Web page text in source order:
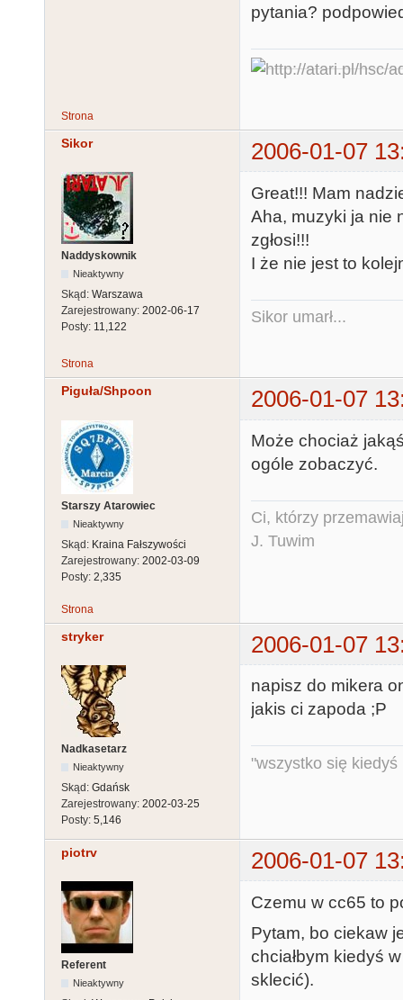
pytania?
Strona
Sikor 2006-01-07
Naddyskownik
Nieaktywny
Skąd: Warszawa
Zarejestrowany: 2002-06-17
Posty: 11,122
Great!!! Mam
Aha, muzyki ja nie
zgłosi!!!
I że nie jest to
Sikor umarł...
Strona
Piguła/Shpoon 2006-01-07
Starszy Atarowiec
Nieaktywny
Skąd: Kraina Fałszywości
Zarejestrowany: 2002-03-09
Posty: 2,335
Może chociaż
ogóle zobaczyć.
Ci, którzy
J. Tuwim
Strona
stryker 2006-01-07
Nadkasetarz
Nieaktywny
Skąd: Gdańsk
Zarejestrowany: 2002-03-25
Posty: 5,146
napisz do mikera
jakis ci zapoda ;P
"wszystko się kiedyś
piotrv 2006-01-07
Referent
Nieaktywny
Czemu w cc65 to
Pytam, bo ciekaw
chciałbym kiedyś
sklecić).